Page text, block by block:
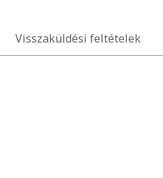
Visszaküldési feltételek